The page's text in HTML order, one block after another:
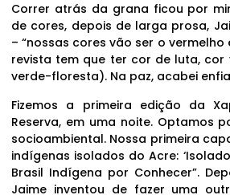
Correr atrás da grana ficou por
de cores, depois de larga prosa,
– “nossas cores vão ser o
revista tem que ter cor de luta, cor
verde-floresta). Na paz, acabei
Fizemos a primeira edição da
Reserva, em uma noite. Optamos
socioambiental. Nossa primeira
indígenas isolados do Acre:
Brasil Indígena por Conhecer”.
Jaime inventou de fazer uma